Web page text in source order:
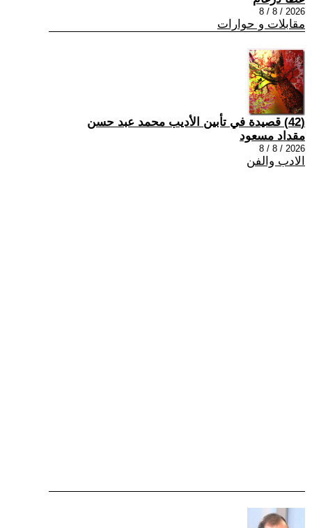
2026 / 8 / 8
مقابلات و حوارات
(42) قصيدة في تأبين الأديب محمد عبد حسن
مقداد مسعود
2026 / 8 / 8
الادب والفن